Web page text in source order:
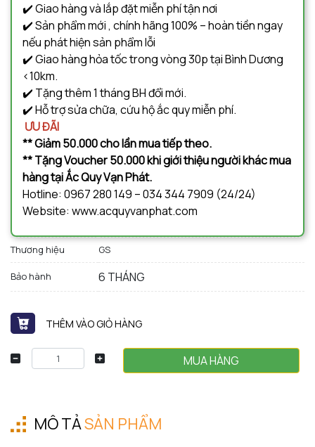
✔️ Giao hàng và lắp đặt miễn phí tận nơi
✔️ Sản phẩm mới , chính hãng 100% – hoàn tiền ngay
nếu phát hiện sản phẩm lỗi
✔️ Giao hàng hỏa tốc trong vòng 30p tại Bình Dương
<10km.
✔️ Tặng thêm 1 tháng BH đổi mới.
✔️ Hỗ trợ sửa chữa, cứu hộ ắc quy miễn phí.
ƯU ĐÃI
** Giảm 50.000 cho lần mua tiếp theo.
** Tặng Voucher 50.000 khi giới thiệu người khác mua
hàng tại Ắc Quy Vạn Phát.
Hotline: 0967 280 149 – 034 344 7909 (24/24)
Website: www.acquyvanphat.com
Thương hiệu GS
Bảo hành 6 THÁNG
THÊM VÀO GIỎ HÀNG
MUA HÀNG
MÔ TẢSẢN PHẨM